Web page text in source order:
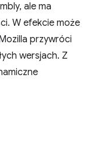
ale ma
W efekcie może
przywróci
wersjach. Z